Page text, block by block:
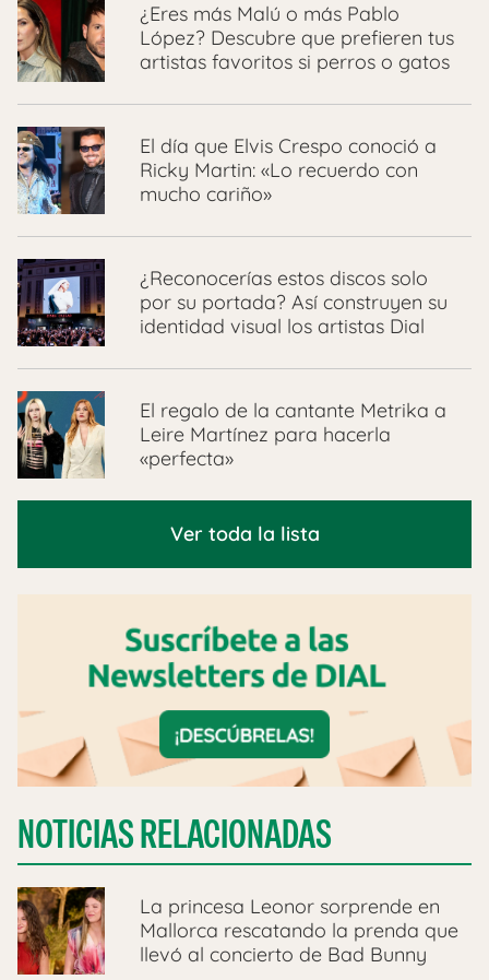
¿Eres más Malú o más Pablo
López? Descubre que prefieren tus
artistas favoritos si perros o gatos
El día que Elvis Crespo conoció a
Ricky Martin: «Lo recuerdo con
mucho cariño»
¿Reconocerías estos discos solo
por su portada? Así construyen su
identidad visual los artistas Dial
El regalo de la cantante Metrika a
Leire Martínez para hacerla
«perfecta»
Ver toda la lista
NOTICIAS RELACIONADAS
La princesa Leonor sorprende en
Mallorca rescatando la prenda que
llevó al concierto de Bad Bunny